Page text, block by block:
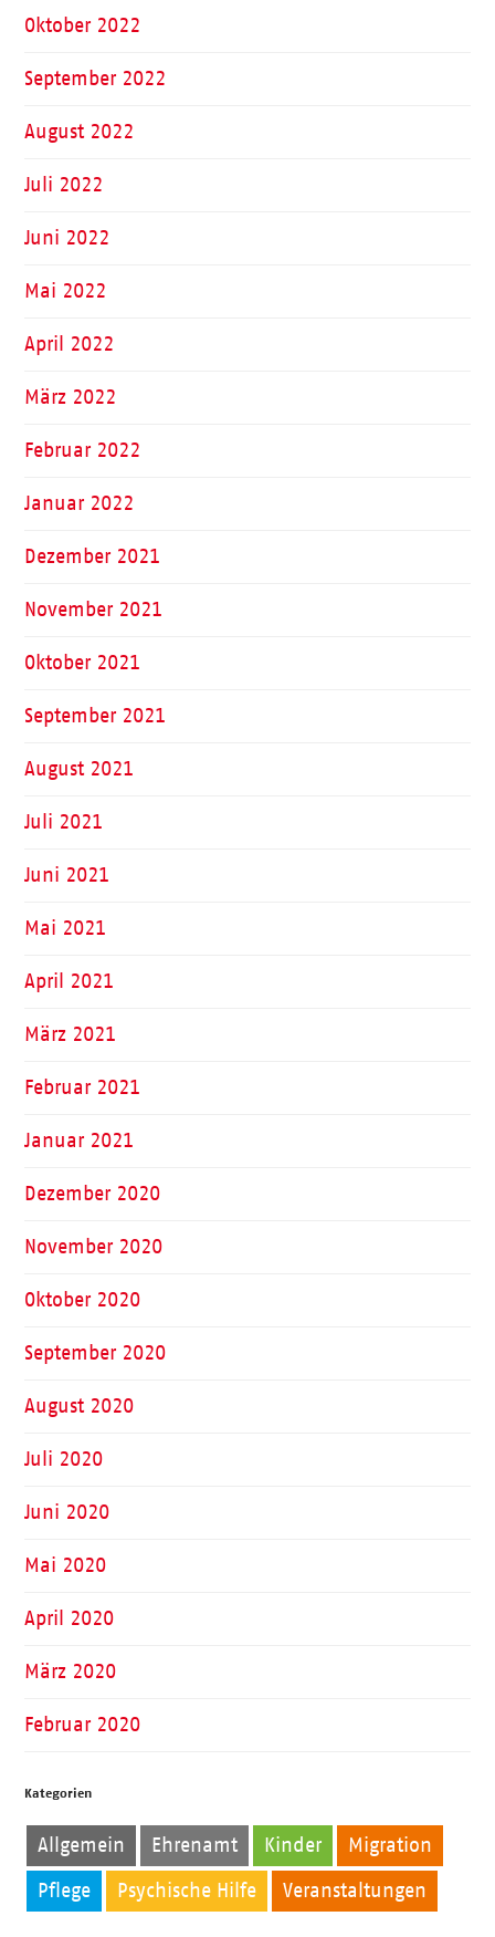
Oktober 2022
September 2022
August 2022
Juli 2022
Juni 2022
Mai 2022
April 2022
März 2022
Februar 2022
Januar 2022
Dezember 2021
November 2021
Oktober 2021
September 2021
August 2021
Juli 2021
Juni 2021
Mai 2021
April 2021
März 2021
Februar 2021
Januar 2021
Dezember 2020
November 2020
Oktober 2020
September 2020
August 2020
Juli 2020
Juni 2020
Mai 2020
April 2020
März 2020
Februar 2020
Kategorien
Allgemein Ehrenamt Kinder Migration
Pflege Psychische Hilfe Veranstaltungen